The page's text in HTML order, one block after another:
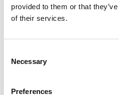
provided to them or that
of their services.
Selection
Necessary
Preferences